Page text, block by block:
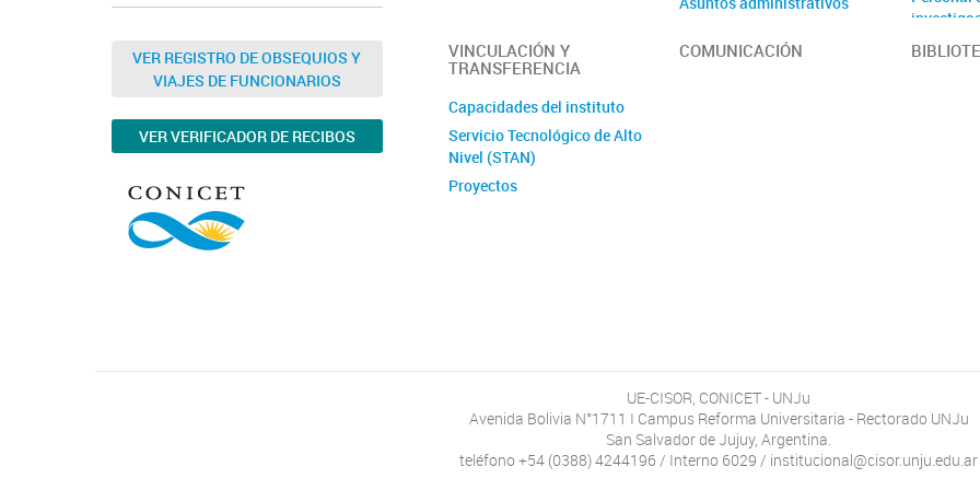
VER REGISTRO DE OBSEQUIOS Y
VIAJES DE FUNCIONARIOS
VER VERIFICADOR DE RECIBOS
VINCULACIÓN Y
TRANSFERENCIA
Capacidades del instituto
Servicio Tecnológico de Alto
Nivel (STAN)
Proyectos
COMUNICACIÓN
UE-CISOR, CONICET - UNJu
Avenida Bolivia N°1711 I Campus Reforma Universitaria - Rectorado UNJu
San Salvador de Jujuy, Argentina.
teléfono +54 (0388) 4244196 / Interno 6029 / institucional@cisor.unju.edu.ar